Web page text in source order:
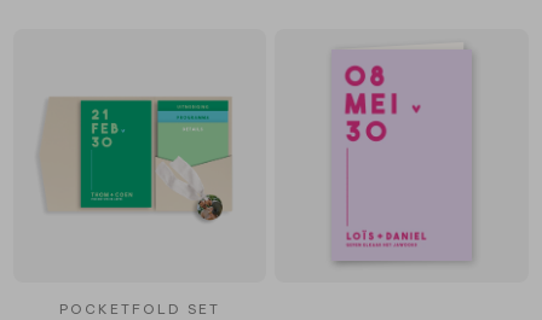
POCKETFOLD SET